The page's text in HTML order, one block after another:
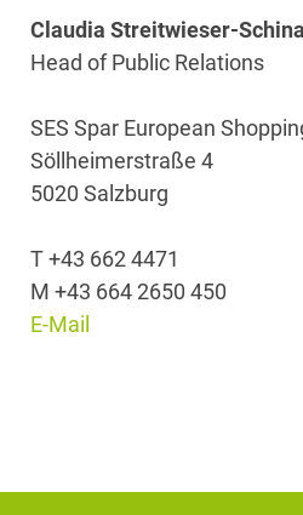
Claudia Streitwieser-
Head of Public Relations
SES Spar European
Söllheimerstraße 4
5020 Salzburg
T +43 662 4471
M +43 664 2650 450
E-Mail